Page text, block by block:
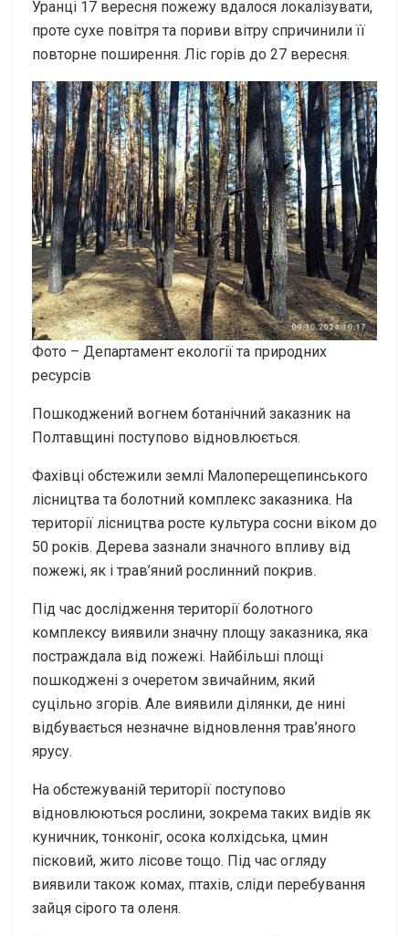
Уранці 17 вересня пожежу вдалося локалізувати,
проте сухе повітря та пориви вітру спричинили її
повторне поширення. Ліс горів до 27 вересня.
Фото – Департамент екології та природних
ресурсів
Пошкоджений вогнем ботанічний заказник на
Полтавщині поступово відновлюється.
Фахівці обстежили землі Малоперещепинського
лісництва та болотний комплекс заказника. На
території лісництва росте культура сосни віком до
50 років. Дерева зазнали значного впливу від
пожежі, як і трав’яний рослинний покрив.
Під час дослідження території болотного
комплексу виявили значну площу заказника, яка
постраждала від пожежі. Найбільші площі
пошкоджені з очеретом звичайним, який
суцільно згорів. Але виявили ділянки, де нині
відбувається незначне відновлення трав’яного
ярусу.
На обстежуваній території поступово
відновлюються рослини, зокрема таких видів як
куничник, тонконіг, осока колхідська, цмин
пісковий, жито лісове тощо. Під час огляду
виявили також комах, птахів, сліди перебування
зайця сірого та оленя.